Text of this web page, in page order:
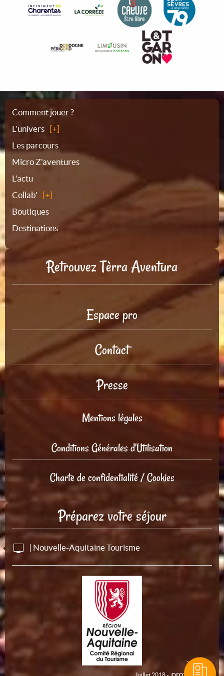
Plan
du
site
Comment jouer ?
L’univers
Les parcours
Micro Z'aventures
L'actu
Collab'
Boutiques
Destinations
Retrouvez Tèrra Aventura
Espace pro
Contact
Presse
Mentions légales
Conditions Générales d'Utilisation
Charte de confidentialité / Cookies
Préparez votre séjour
| Nouvelle-Aquitaine Tourisme